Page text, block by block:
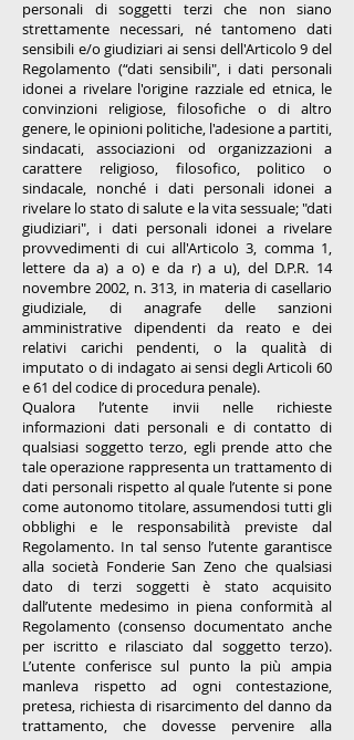
personali di soggetti terzi che non siano
strettamente necessari, né tantomeno dati
sensibili e/o giudiziari ai sensi dell'Articolo 9 del
Regolamento (“dati sensibili", i dati personali
idonei a rivelare l'origine razziale ed etnica, le
convinzioni religiose, filosofiche o di altro
genere, le opinioni politiche, l'adesione a partiti,
sindacati, associazioni od organizzazioni a
carattere religioso, filosofico, politico o
sindacale, nonché i dati personali idonei a
rivelare lo stato di salute e la vita sessuale; "dati
giudiziari", i dati personali idonei a rivelare
provvedimenti di cui all'Articolo 3, comma 1,
lettere da a) a o) e da r) a u), del D.P.R. 14
novembre 2002, n. 313, in materia di casellario
giudiziale, di anagrafe delle sanzioni
amministrative dipendenti da reato e dei
relativi carichi pendenti, o la qualità di
imputato o di indagato ai sensi degli Articoli 60
e 61 del codice di procedura penale).
Qualora l’utente invii nelle richieste
informazioni dati personali e di contatto di
qualsiasi soggetto terzo, egli prende atto che
tale operazione rappresenta un trattamento di
dati personali rispetto al quale l’utente si pone
come autonomo titolare, assumendosi tutti gli
obblighi e le responsabilità previste dal
Regolamento. In tal senso l’utente garantisce
alla società Fonderie San Zeno che qualsiasi
dato di terzi soggetti è stato acquisito
dall’utente medesimo in piena conformità al
Regolamento (consenso documentato anche
per iscritto e rilasciato dal soggetto terzo).
L’utente conferisce sul punto la più ampia
manleva rispetto ad ogni contestazione,
pretesa, richiesta di risarcimento del danno da
trattamento, che dovesse pervenire alla